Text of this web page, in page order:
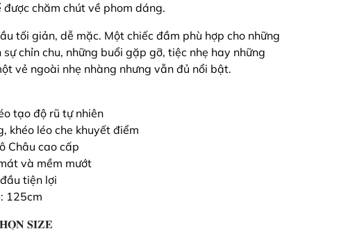
chăm chút về phom dáng.
tối giản, dễ mặc. Một chiếc đầm phù hợp cho những
chỉn chu, những buổi gặp gỡ, tiệc nhẹ hay những
vẻ ngoài nhẹ nhàng nhưng vẫn đủ nổi bật.
tạo độ rũ tự nhiên
khéo léo che khuyết điểm
Châu cao cấp
và mềm mướt
tiện lợi
125cm
𝐒𝐈𝐙𝐄